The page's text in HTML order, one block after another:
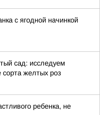
с ягодной начинкой
сад: исследуем
сорта желтых роз
ребенка, не